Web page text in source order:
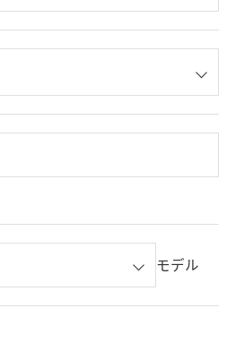
モデル